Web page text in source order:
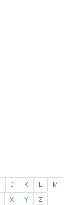
J K L M
X Y Z